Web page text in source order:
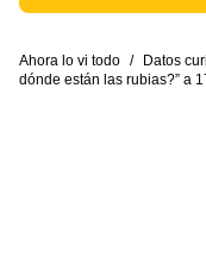
Ahora lo vi todo / Datos
dónde están las rubias?” a